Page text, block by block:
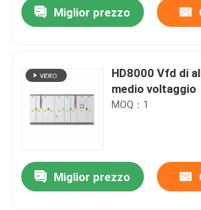
Casa.
Prodotti
Video
Miglior prezzo
HD8000 Vfd di
medio voltaggio
MOQ：1
Miglior prezzo